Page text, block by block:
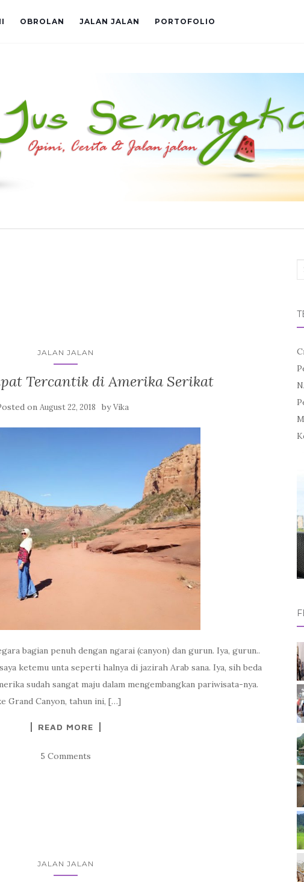
OBROLAN JALAN JALAN PORTOFOLIO
JALAN JALAN
Tercantik di Amerika Serikat
onAugust 22, 2018 byVika
bagian penuh dengan ngarai (canyon) dan gurun. Iya, gurun..
ketemu unta seperti halnya di jazirah Arab sana. Iya, sih beda
sudah sangat maju dalam mengembangkan pariwisata-nya.
Grand Canyon, tahun ini, […]
READ MORE
5 Comments
JALAN JALAN